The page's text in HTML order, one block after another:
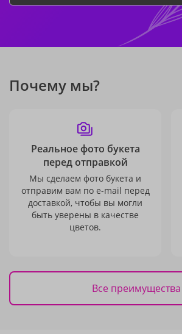
Почему мы?
Реальное фото букета
перед отправкой
Мы сделаем фото букета и
отправим вам по e-mail перед
доставкой, чтобы вы могли
быть уверены в качестве
цветов.
Все преимущества